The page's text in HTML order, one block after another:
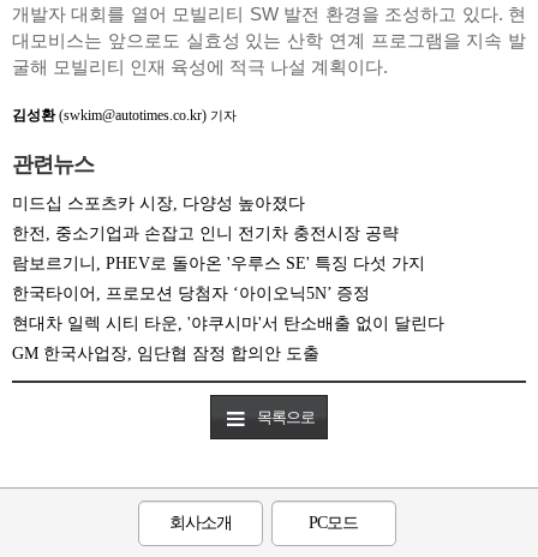
개발자 대회를 열어 모빌리티 SW 발전 환경을 조성하고 있다. 현
대모비스는 앞으로도 실효성 있는 산학 연계 프로그램을 지속 발
굴해 모빌리티 인재 육성에 적극 나설 계획이다.
김성환(swkim@autotimes.co.kr) 기자
관련뉴스
미드십 스포츠카 시장, 다양성 높아졌다
한전, 중소기업과 손잡고 인니 전기차 충전시장 공략
람보르기니, PHEV로 돌아온 '우루스 SE' 특징 다섯 가지
한국타이어, 프로모션 당첨자 ‘아이오닉5N’ 증정
현대차 일렉 시티 타운, '야쿠시마'서 탄소배출 없이 달린다
GM 한국사업장, 임단협 잠정 합의안 도출
목록으로
회사소개 PC모드